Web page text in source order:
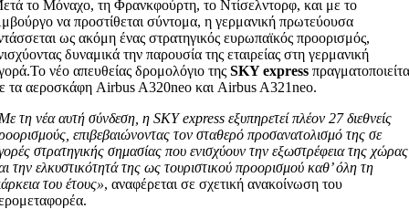
το Μόναχο, τη Φρανκφούρτη, το Ντίσελντορφ, και με το
να προστίθεται σύντομα, η γερμανική πρωτεύουσα
ως ακόμη ένας στρατηγικός ευρωπαϊκός προορισμός,
δυναμικά την παρουσία της εταιρείας στη γερμανική
νέο απευθείας δρομολόγιο τηςSKY express
τα αεροσκάφη Airbus A320neo και Airbus A321neo.
τη νέα αυτή σύνδεση, η SKY express εξυπηρετεί πλέον 27 διεθνείς
επιβεβαιώνοντας τον σταθερό προσανατολισμό της σε
στρατηγικής σημασίας που ενισχύουν την εξωστρέφεια της χώρας
την ελκυστικότητά της ως τουριστικού προορισμού καθ’ όλη τη
του έτους», αναφέρεται σε σχετική ανακοίνωση του